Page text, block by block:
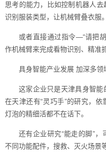
思考的能力，比如控制机器人
识别服装类型，让机械臂叠衣服。
或者直接通过指令—“请把
作机械臂来完成看物识别、精准
具身智能产业发展 加深多领
这家企业只是天津具身智能
在天津还有“灵巧手”的研究，
灯泡的精细活都不在话下。
还有企业研究“能走的脚”
不同功能配件，搜救、灭火场景